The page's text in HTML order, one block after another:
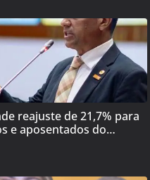
reajuste de 21,7% para
e aposentados do